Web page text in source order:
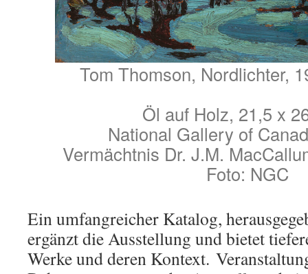
Tom Thomson, Nordlichter,
Öl auf Holz, 21,5 x
National Gallery of
Vermächtnis Dr. J.M.
Foto: NGC
Ein umfangreicher Katalog,
ergänzt die Ausstellung und bietet
Werke und deren Kontext.